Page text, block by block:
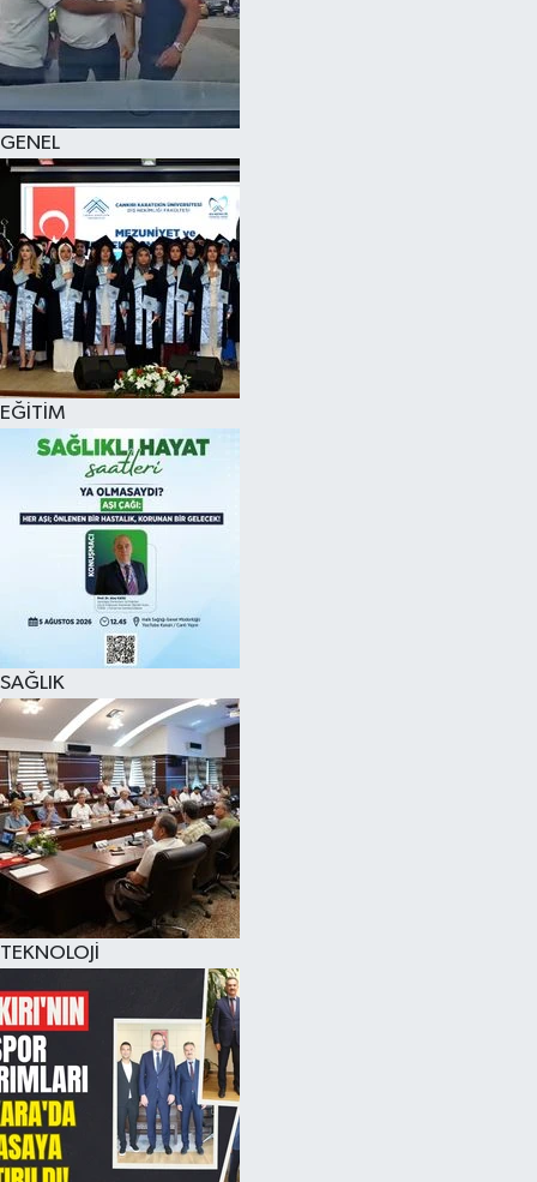
GENEL
EĞİTİM
SAĞLIK
TEKNOLOJİ
KÜLTÜR SANAT
SAĞLIK
SİYASET
SPOR
TEKNOLOJİ
VİZYONDAKİLER
YAŞAM